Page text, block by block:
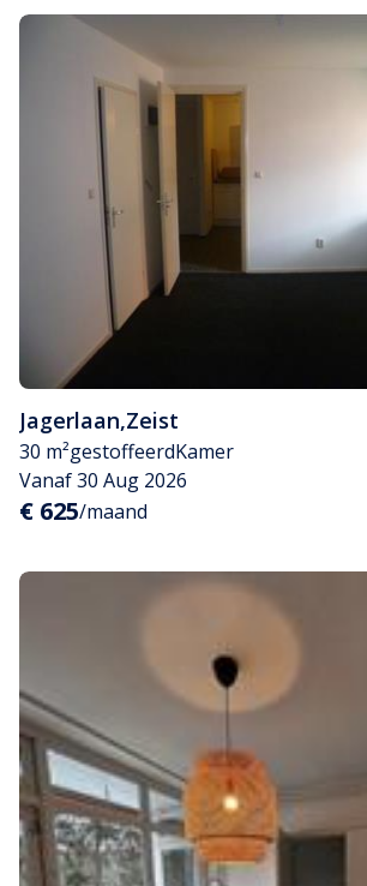
Jagerlaan,Zeist
30 m²gestoffeerdKamer
Vanaf 30 Aug 2026
€ 625/maand